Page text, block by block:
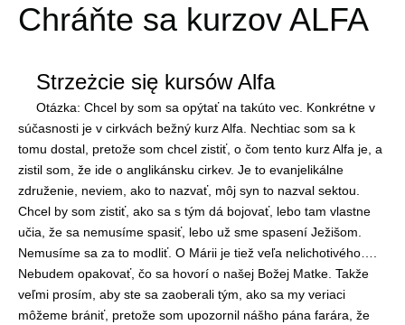
Chráňte sa kurzov ALFA
Strzeżcie się kursów Alfa
Otázka: Chcel by som sa opýtať na takúto vec. Konkrétne v
súčasnosti je v cirkvách bežný kurz Alfa. Nechtiac som sa k
tomu dostal, pretože som chcel zistiť, o čom tento kurz Alfa je, a
zistil som, že ide o anglikánsku cirkev. Je to evanjelikálne
združenie, neviem, ako to nazvať, môj syn to nazval sektou.
Chcel by som zistiť, ako sa s tým dá bojovať, lebo tam vlastne
učia, že sa nemusíme spasiť, lebo už sme spasení Ježišom.
Nemusíme sa za to modliť. O Márii je tiež veľa nelichotivého….
Nebudem opakovať, čo sa hovorí o našej Božej Matke. Takže
veľmi prosím, aby ste sa zaoberali tým, ako sa my veriaci
môžeme brániť, pretože som upozornil nášho pána farára, že